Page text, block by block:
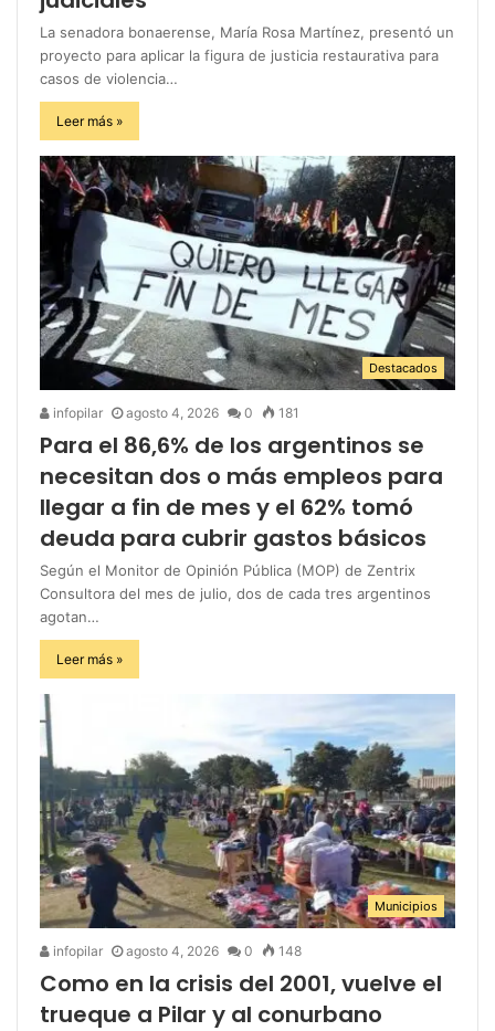
La senadora bonaerense, María Rosa Martínez, presentó un
proyecto para aplicar la figura de justicia restaurativa para
casos de violencia…
Leer más »
Destacados
infopilar agosto 4, 2026 0 181
Para el 86,6% de los argentinos se
necesitan dos o más empleos para
llegar a fin de mes y el 62% tomó
deuda para cubrir gastos básicos
Según el Monitor de Opinión Pública (MOP) de Zentrix
Consultora del mes de julio, dos de cada tres argentinos
agotan…
Leer más »
Municipios
infopilar agosto 4, 2026 0 148
Como en la crisis del 2001, vuelve el
trueque a Pilar y al conurbano